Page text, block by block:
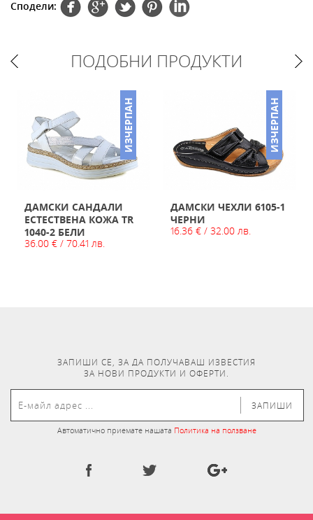
Сподели:
ПОДОБНИ ПРОДУКТИ
ИЗЧЕРПАН
ДАМСКИ САНДАЛИ
ЕСТЕСТВЕНА КОЖА TR
1040-2 БЕЛИ
36.00 € / 70.41 лв.
ИЗЧЕРПАН
ДАМСКИ ЧЕХЛИ 6105-1
ЧЕРНИ
16.36 € / 32.00 лв.
ЗАПИШИ СЕ, ЗА ДА ПОЛУЧАВАШ ИЗВЕСТИЯ
ЗА НОВИ ПРОДУКТИ И ОФЕРТИ.
ЗАПИШИ
Автоматично приемате нашата Политика на ползване